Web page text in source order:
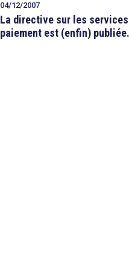
04/12/2007
La directive sur les
paiement est (enfin) publiée.